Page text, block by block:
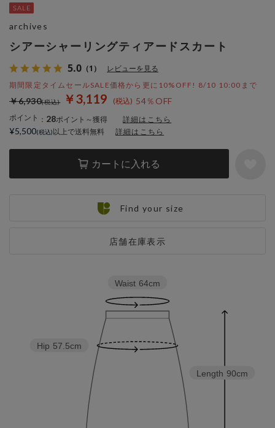
シアーシャーリングティアードスカート
5.0 （1） レビューを見る
期間限定タイムセールSALE価格から更に10%OFF! 8/10 10:00まで
￥3,119 54％OFF
￥6,930
ポイント ： 28ポイント～獲得 詳細はこちら
カートに入れる
店舗在庫表示
archives
¥5,500 以上で送料無料 詳細はこちら
Find your size
Length 90cm
Hip 57.5cm
Waist 64cm